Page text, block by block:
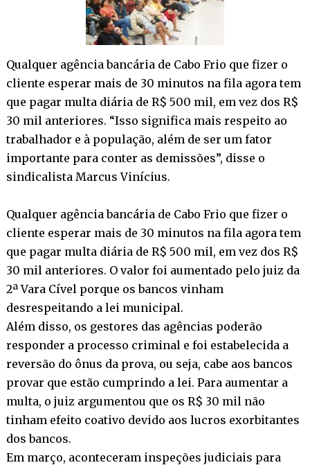
Qualquer agência bancária de Cabo Frio que fizer o
cliente esperar mais de 30 minutos na fila agora tem
que pagar multa diária de R$ 500 mil, em vez dos R$
30 mil anteriores. “Isso significa mais respeito ao
trabalhador e à população, além de ser um fator
importante para conter as demissões”, disse o
sindicalista Marcus Vinícius.
Qualquer agência bancária de Cabo Frio que fizer o
cliente esperar mais de 30 minutos na fila agora tem
que pagar multa diária de R$ 500 mil, em vez dos R$
30 mil anteriores. O valor foi aumentado pelo juiz da
2ª Vara Cível porque os bancos vinham
desrespeitando a lei municipal.
Além disso, os gestores das agências poderão
responder a processo criminal e foi estabelecida a
reversão do ônus da prova, ou seja, cabe aos bancos
provar que estão cumprindo a lei. Para aumentar a
multa, o juiz argumentou que os R$ 30 mil não
tinham efeito coativo devido aos lucros exorbitantes
dos bancos.
Em março, aconteceram inspeções judiciais para